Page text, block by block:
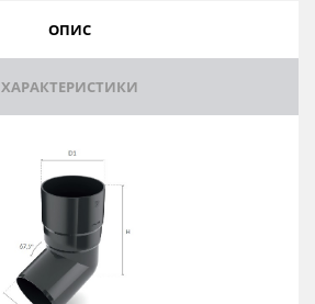
ОПИС
ХАРАКТЕРИСТИКИ